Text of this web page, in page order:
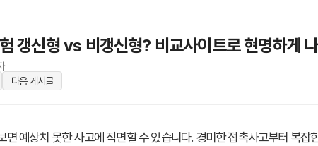
갱신형 vs 비갱신형? 비교사이트로 현명하게
다음 게시글
면 예상치 못한 사고에 직면할 수 있습니다. 경미한 접촉사고부터 복